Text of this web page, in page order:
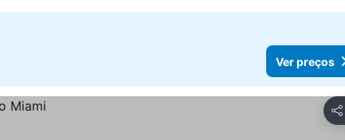
Ver preços